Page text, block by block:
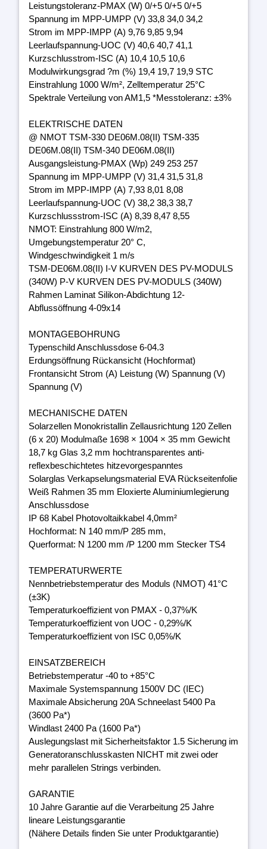
Leistungstoleranz-PMAX (W) 0/+5 0/+5 0/+5
Spannung im MPP-UMPP (V) 33,8 34,0 34,2
Strom im MPP-IMPP (A) 9,76 9,85 9,94
Leerlaufspannung-UOC (V) 40,6 40,7 41,1
Kurzschlusstrom-ISC (A) 10,4 10,5 10,6
Modulwirkungsgrad ?m (%) 19,4 19,7 19,9 STC
Einstrahlung 1000 W/m², Zelltemperatur 25°C
Spektrale Verteilung von AM1,5 *Messtoleranz: ±3%
ELEKTRISCHE DATEN
@ NMOT TSM-330 DE06M.08(II) TSM-335
DE06M.08(II) TSM-340 DE06M.08(II)
Ausgangsleistung-PMAX (Wp) 249 253 257
Spannung im MPP-UMPP (V) 31,4 31,5 31,8
Strom im MPP-IMPP (A) 7,93 8,01 8,08
Leerlaufspannung-UOC (V) 38,2 38,3 38,7
Kurzschlussstrom-ISC (A) 8,39 8,47 8,55
NMOT: Einstrahlung 800 W/m2,
Umgebungstemperatur 20° C,
Windgeschwindigkeit 1 m/s
TSM-DE06M.08(II) I-V KURVEN DES PV-MODULS
(340W) P-V KURVEN DES PV-MODULS (340W)
Rahmen Laminat Silikon-Abdichtung 12-
Abflussöffnung 4-09x14
MONTAGEBOHRUNG
Typenschild Anschlussdose 6-04.3
Erdungsöffnung Rückansicht (Hochformat)
Frontansicht Strom (A) Leistung (W) Spannung (V)
Spannung (V)
MECHANISCHE DATEN
Solarzellen Monokristallin Zellausrichtung 120 Zellen
(6 x 20) Modulmaße 1698 × 1004 × 35 mm Gewicht
18,7 kg Glas 3,2 mm hochtransparentes anti-
reflexbeschichtetes hitzevorgespanntes
Solarglas Verkapselungsmaterial EVA Rückseitenfolie
Weiß Rahmen 35 mm Eloxierte Aluminiumlegierung
Anschlussdose
IP 68 Kabel Photovoltaikkabel 4,0mm²
Hochformat: N 140 mm/P 285 mm,
Querformat: N 1200 mm /P 1200 mm Stecker TS4
TEMPERATURWERTE
Nennbetriebstemperatur des Moduls (NMOT) 41°C
(±3K)
Temperaturkoeffizient von PMAX - 0,37%/K
Temperaturkoeffizient von UOC - 0,29%/K
Temperaturkoeffizient von ISC 0,05%/K
EINSATZBEREICH
Betriebstemperatur -40 to +85°C
Maximale Systemspannung 1500V DC (IEC)
Maximale Absicherung 20A Schneelast 5400 Pa
(3600 Pa*)
Windlast 2400 Pa (1600 Pa*)
Auslegungslast mit Sicherheitsfaktor 1.5 Sicherung im
Generatoranschlusskasten NICHT mit zwei oder
mehr parallelen Strings verbinden.
GARANTIE
10 Jahre Garantie auf die Verarbeitung 25 Jahre
lineare Leistungsgarantie
(Nähere Details finden Sie unter Produktgarantie)